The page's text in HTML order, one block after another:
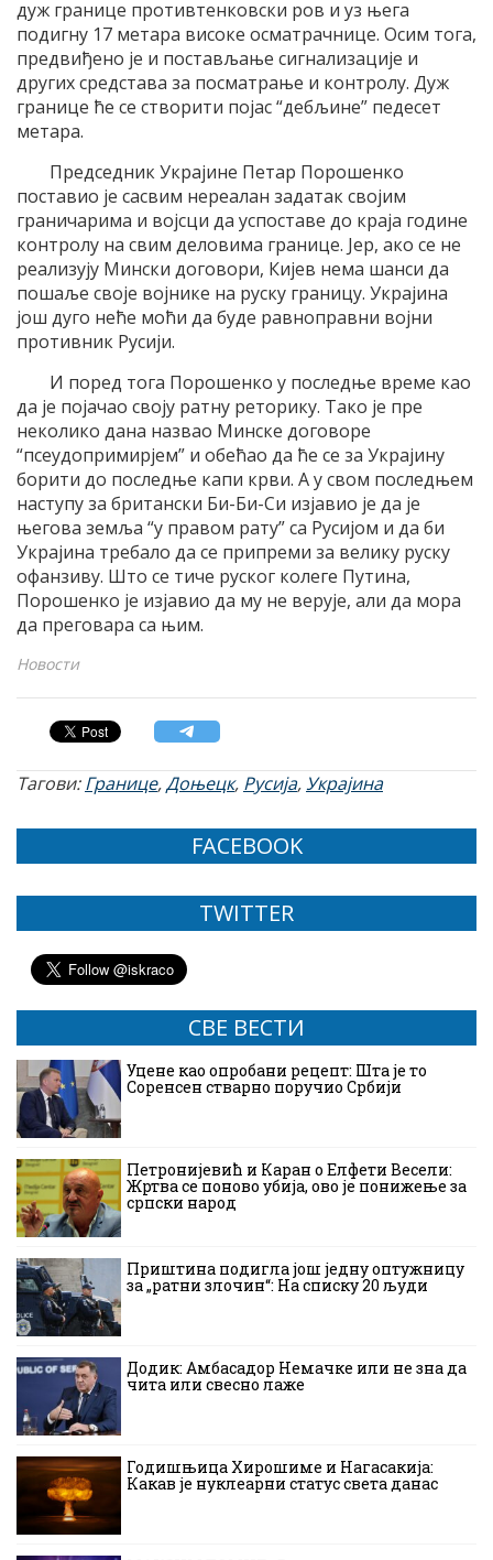
дуж границе противтенковски ров и уз њега
подигну 17 метара високе осматрачнице. Осим тога,
предвиђено је и постављање сигнализације и
других средстава за посматрање и контролу. Дуж
границе ће се створити појас “дебљине” педесет
метара.
Председник Украјине Петар Порошенко
поставио је сасвим нереалан задатак својим
граничарима и војсци да успоставе до краја године
контролу на свим деловима границе. Јер, ако се не
реализују Мински договори, Кијев нема шанси да
пошаље своје војнике на руску границу. Украјина
још дуго неће моћи да буде равноправни војни
противник Русији.
И поред тога Порошенко у последње време као
да је појачао своју ратну реторику. Тако је пре
неколико дана назвао Минске договоре
“псеудопримирјем” и обећао да ће се за Украјину
борити до последње капи крви. А у свом последњем
наступу за британски Би-Би-Си изјавио је да је
његова земља “у правом рату” са Русијом и да би
Украјина требало да се припреми за велику руску
офанзиву. Што се тиче руског колеге Путина,
Порошенко је изјавио да му не верује, али да мора
да преговара са њим.
Новости
Тагови:Границе,Доњецк, Русија,Украјина
FACEBOOK
TWITTER
СВЕ ВЕСТИ
Уцене као опробани рецепт: Шта је то
Соренсен стварно поручио Србији
Петронијевић и Каран о Елфети Весели:
Жртва се поново убија, ово је понижење за
српски народ
Приштина подигла још једну оптужницу
за „ратни злочин“: На списку 20 људи
Додик: Амбасадор Немачке или не зна да
чита или свесно лаже
Годишњица Хирошиме и Нагасакија:
Какав је нуклеарни статус света данас